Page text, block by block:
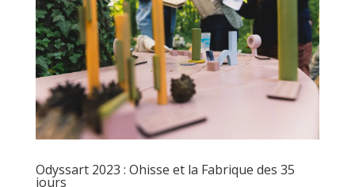
Odyssart 2023 : Ohisse et la Fabrique des 35
jours